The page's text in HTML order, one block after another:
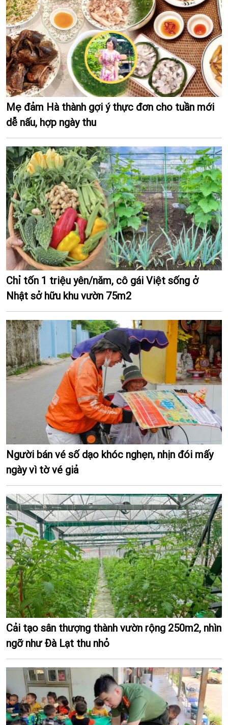
Mẹ đảm Hà thành gợi ý thực đơn cho tuần mới
dễ nấu, hợp ngày thu
Chỉ tốn 1 triệu yên/năm, cô gái Việt sống ở
Nhật sở hữu khu vườn 75m2
Người bán vé số dạo khóc nghẹn, nhịn đói mấy
ngày vì tờ vé giả
Cải tạo sân thượng thành vườn rộng 250m2, nhìn
ngỡ như Đà Lạt thu nhỏ